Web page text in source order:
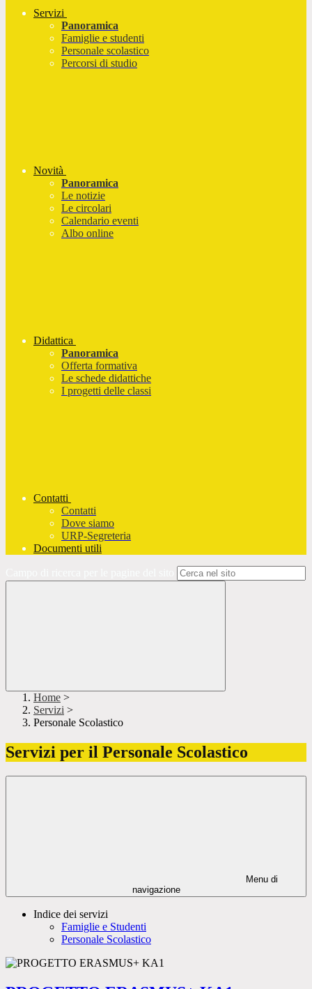
Servizi
Panoramica
Famiglie e studenti
Personale scolastico
Percorsi di studio
Novità
Panoramica
Le notizie
Le circolari
Calendario eventi
Albo online
Didattica
Panoramica
Offerta formativa
Le schede didattiche
I progetti delle classi
Contatti
Contatti
Dove siamo
URP-Segreteria
Documenti utili
Home >
Servizi >
Personale Scolastico
Servizi per il Personale Scolastico
Menu di
navigazione
Indice dei servizi
Famiglie e Studenti
Personale Scolastico